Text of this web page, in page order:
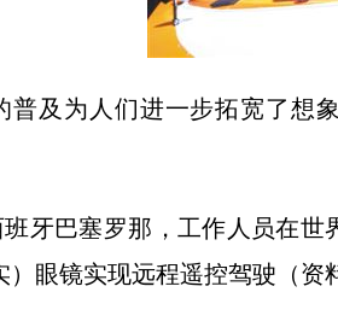
及为人们进一步拓宽了想象
巴塞罗那，工作人员在世
）眼镜实现远程遥控驾驶（资